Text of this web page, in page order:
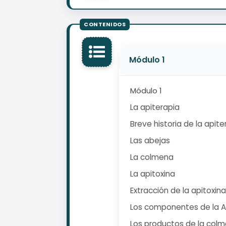
Módulo 1
Módulo 1
La apiterapia
Breve historia de la
Las abejas
La colmena
La apitoxina
Extracción de la apitoxina
Los componentes de la
Los productos de la